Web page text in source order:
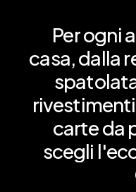
Perogni
casa,dalla
rivestimenti
carteda
scegli